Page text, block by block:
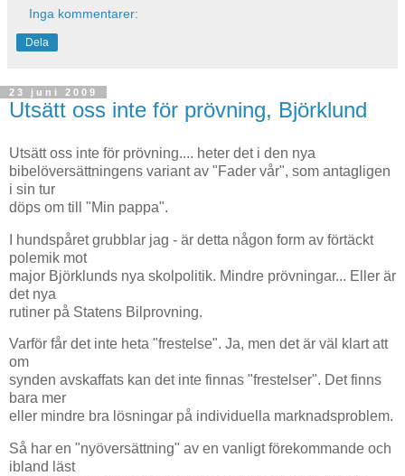
Inga kommentarer:
Dela
23 juni 2009
Utsätt oss inte för prövning, Björklund
Utsätt oss inte för prövning.... heter det i den nya
bibelöversättningens variant av "Fader vår", som antagligen
i sin tur
döps om till "Min pappa".
I hundspåret grubblar jag - är detta någon form av förtäckt
polemik mot
major Björklunds nya skolpolitik. Mindre prövningar... Eller är
det nya
rutiner på Statens Bilprovning.
Varför får det inte heta "frestelse". Ja, men det är väl klart att
om
synden avskaffats kan det inte finnas "frestelser". Det finns
bara mer
eller mindre bra lösningar på individuella marknadsproblem.
Så har en "nyöversättning" av en vanligt förekommande och
ibland läst